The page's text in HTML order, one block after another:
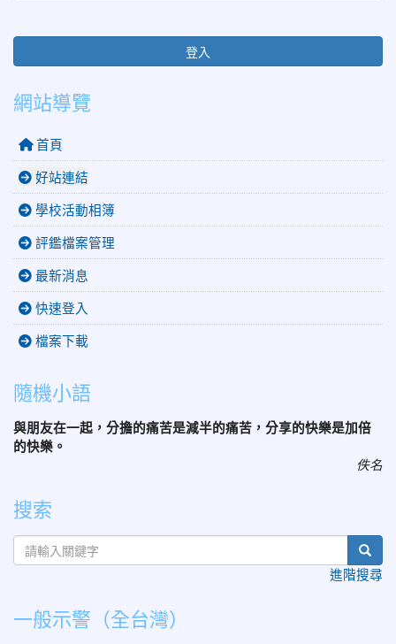
登入
網站導覽
首頁
好站連結
學校活動相簿
評鑑檔案管理
最新消息
快速登入
檔案下載
隨機小語
與朋友在一起，分擔的痛苦是減半的痛苦，分享的快樂是加倍
的快樂。
佚名
搜索
進階搜尋
一般示警（全台灣）